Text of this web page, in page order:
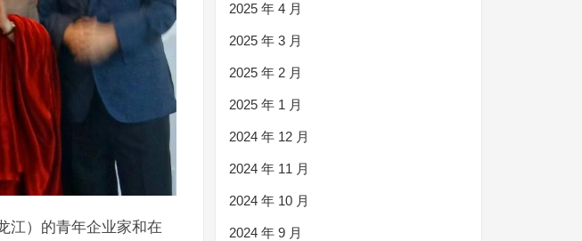
江）的青年企业家和在
2025 年 4 月
2025 年 3 月
2025 年 2 月
2025 年 1 月
2024 年 12 月
2024 年 11 月
2024 年 10 月
2024 年 9 月